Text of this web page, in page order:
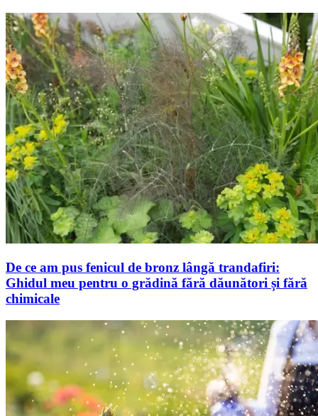
De ce am pus fenicul de bronz lângă trandafiri:
Ghidul meu pentru o grădină fără dăunători și fără
chimicale